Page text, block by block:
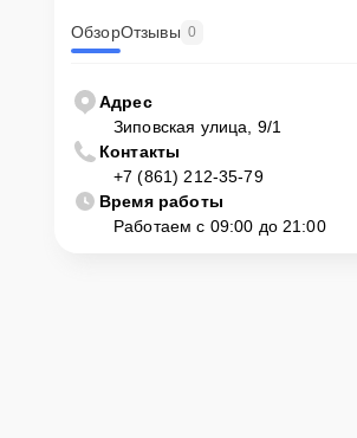
ОбзорОтзывы 0
Адрес
Зиповская улица, 9/1
Контакты
+7 (861) 212-35-79
Время работы
Работаем с 09:00 до 21:00